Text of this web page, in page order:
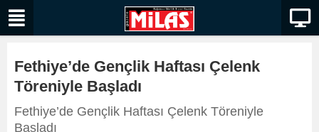
Fethiye’de Gençlik Haftası Çelenk
Töreniyle Başladı
Fethiye’de Gençlik Haftası Çelenk Töreniyle
Başladı